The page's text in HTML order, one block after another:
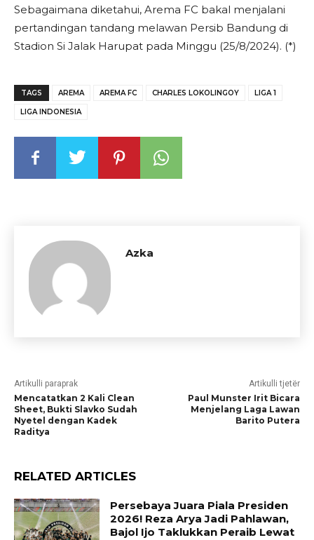
Sebagaimana diketahui, Arema FC bakal menjalani
pertandingan tandang melawan Persib Bandung di
Stadion Si Jalak Harupat pada Minggu (25/8/2024). (*)
TAGS AREMA AREMA FC CHARLES LOKOLINGOY LIGA 1
LIGA INDONESIA
Azka
Artikulli paraprak
Mencatatkan 2 Kali Clean
Sheet, Bukti Slavko Sudah
Nyetel dengan Kadek
Raditya
Artikulli tjetër
Paul Munster Irit Bicara
Menjelang Laga Lawan
Barito Putera
RELATED ARTICLES
Persebaya Juara Piala Presiden
2026! Reza Arya Jadi Pahlawan,
Bajol Ijo Taklukkan Peraib Lewat